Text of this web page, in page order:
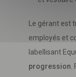
Le gérant est
employés et
labellisant
progression